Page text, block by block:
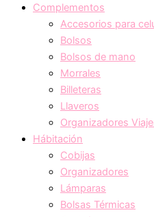
Complementos
Accesorios para
Bolsos
Bolsos de mano
Morrales
Billeteras
Llaveros
Organizadores
Hábitación
Cobijas
Organizadores
Lámparas
Bolsas Térmicas